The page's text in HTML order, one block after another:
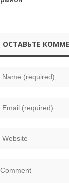
ОСТАВЬТЕ